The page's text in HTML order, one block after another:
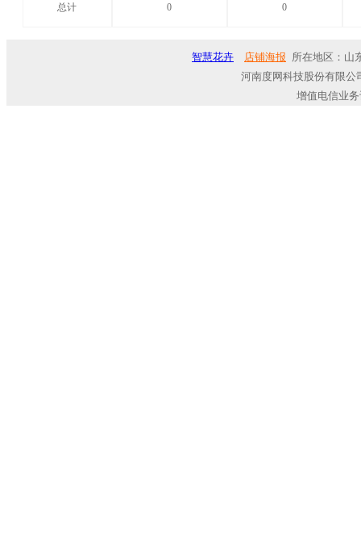
总计 0 0
智慧花卉 店铺海报 所在地区：山
河南度网科技股份有限
增值电信业